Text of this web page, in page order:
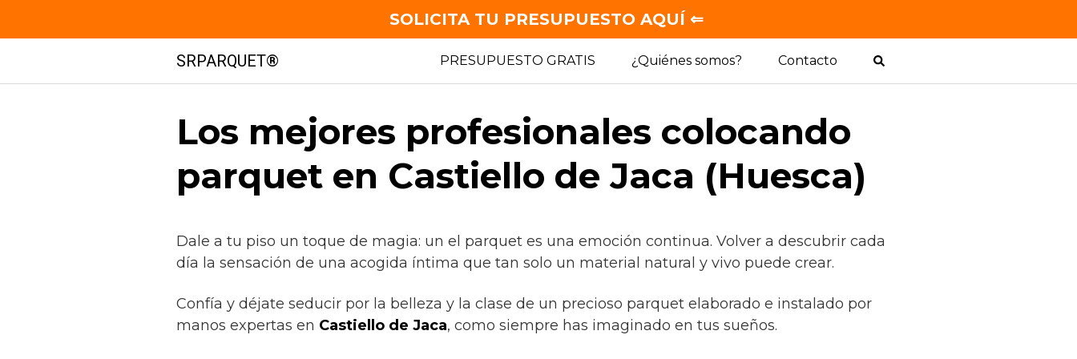
contenido
SRPARQUET® PRESUPUESTO GRATIS ¿Quiénes somos? Contacto
Los mejores profesionales colocando
parquet en Castiello de Jaca (Huesca)
Dale a tu piso un toque de magia: un el parquet es una emoción continua. Volver a descubrir cada
día la sensación de una acogida íntima que tan solo un material natural y vivo puede crear.
Confía y déjate seducir por la belleza y la clase de un precioso parquet elaborado e instalado por
manos expertas en Castiello de Jaca, como siempre has imaginado en tus sueños.
SOLICITA TU PRESUPUESTO AQUÍ ⇐